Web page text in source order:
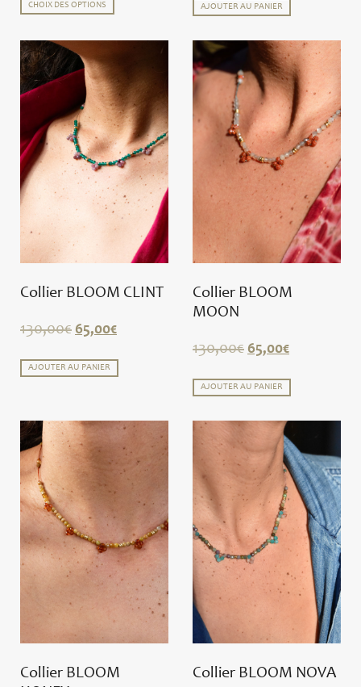
CHOIX DES OPTIONS AJOUTER AU PANIER
Collier BLOOM CLINT
130,00€ 65,00€
AJOUTER AU PANIER
Collier BLOOM
MOON
130,00€ 65,00€
AJOUTER AU PANIER
Collier BLOOM
Collier BLOOM NOVA